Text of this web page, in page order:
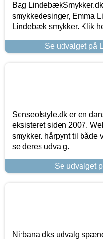
Bag
smykkedesinger, Emma
Lindebæk smykker. Klik
Se udvalget på
Senseofstyle.dk er en
eksisteret siden 2007.
smykker, hårpynt til både
se deres udvalg.
Se udvalget
Nirbana.dks udvalg